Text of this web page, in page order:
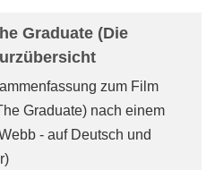
Graduate (Die
zum Film
Graduate) nach einem
- auf Deutsch und